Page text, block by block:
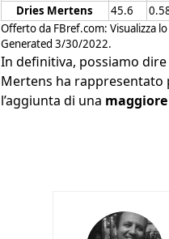
Dries Mertens
45.6
Offerto da FBref.com: Visualizza
Generated 3/30/2022.
In definitiva, possiamo
Mertens ha rappresentato
l’aggiunta di una